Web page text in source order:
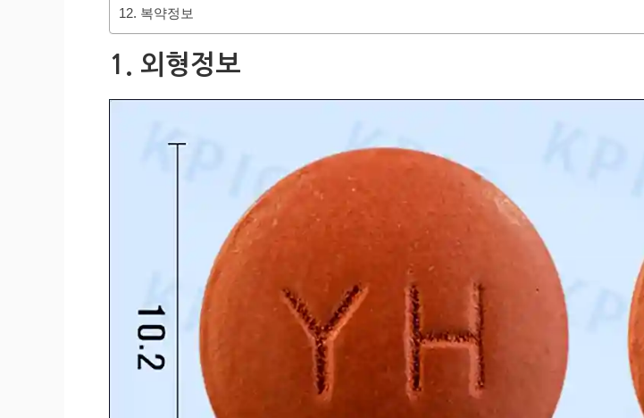
12. 복약정보
1. 외형정보